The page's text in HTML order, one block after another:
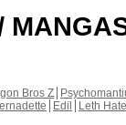
Bros Z
Edil
Leth Hate